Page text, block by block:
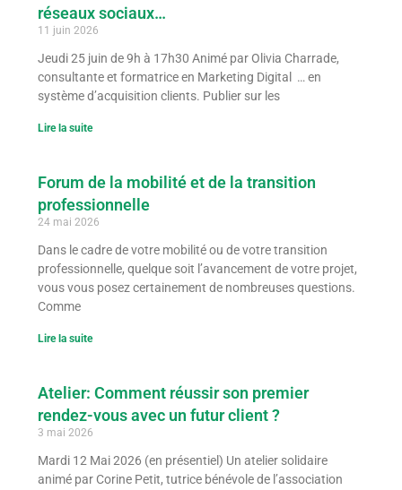
réseaux sociaux…
11 juin 2026
Jeudi 25 juin de 9h à 17h30 Animé par Olivia Charrade,
consultante et formatrice en Marketing Digital … en
système d’acquisition clients. Publier sur les
Lire la suite
Forum de la mobilité et de la transition
professionnelle
24 mai 2026
Dans le cadre de votre mobilité ou de votre transition
professionnelle, quelque soit l’avancement de votre projet,
vous vous posez certainement de nombreuses questions.
Comme
Lire la suite
Atelier: Comment réussir son premier
rendez-vous avec un futur client ?
3 mai 2026
Mardi 12 Mai 2026 (en présentiel) Un atelier solidaire
animé par Corine Petit, tutrice bénévole de l’association